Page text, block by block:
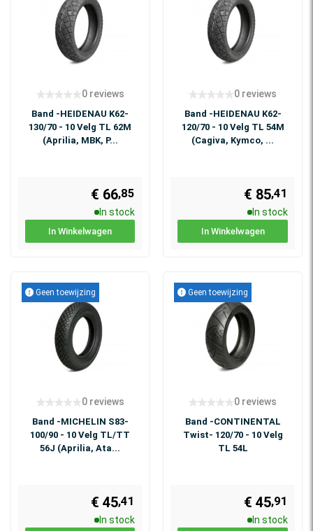
0 reviews
Band -HEIDENAU K62-
130/70 - 10 Velg TL 62M
(Aprilia, MBK, P...
€ 66,85
In stock
In Winkelwagen
0 reviews
Band -HEIDENAU K62-
120/70 - 10 Velg TL 54M
(Cagiva, Kymco, ...
€ 85,41
In stock
In Winkelwagen
Geen toewijzing
0 reviews
Band -MICHELIN S83-
100/90 - 10 Velg TL/TT
56J (Aprilia, Ata...
€ 45,41
In stock
Geen toewijzing
0 reviews
Band -CONTINENTAL
Twist- 120/70 - 10 Velg
TL 54L
€ 45,91
In stock